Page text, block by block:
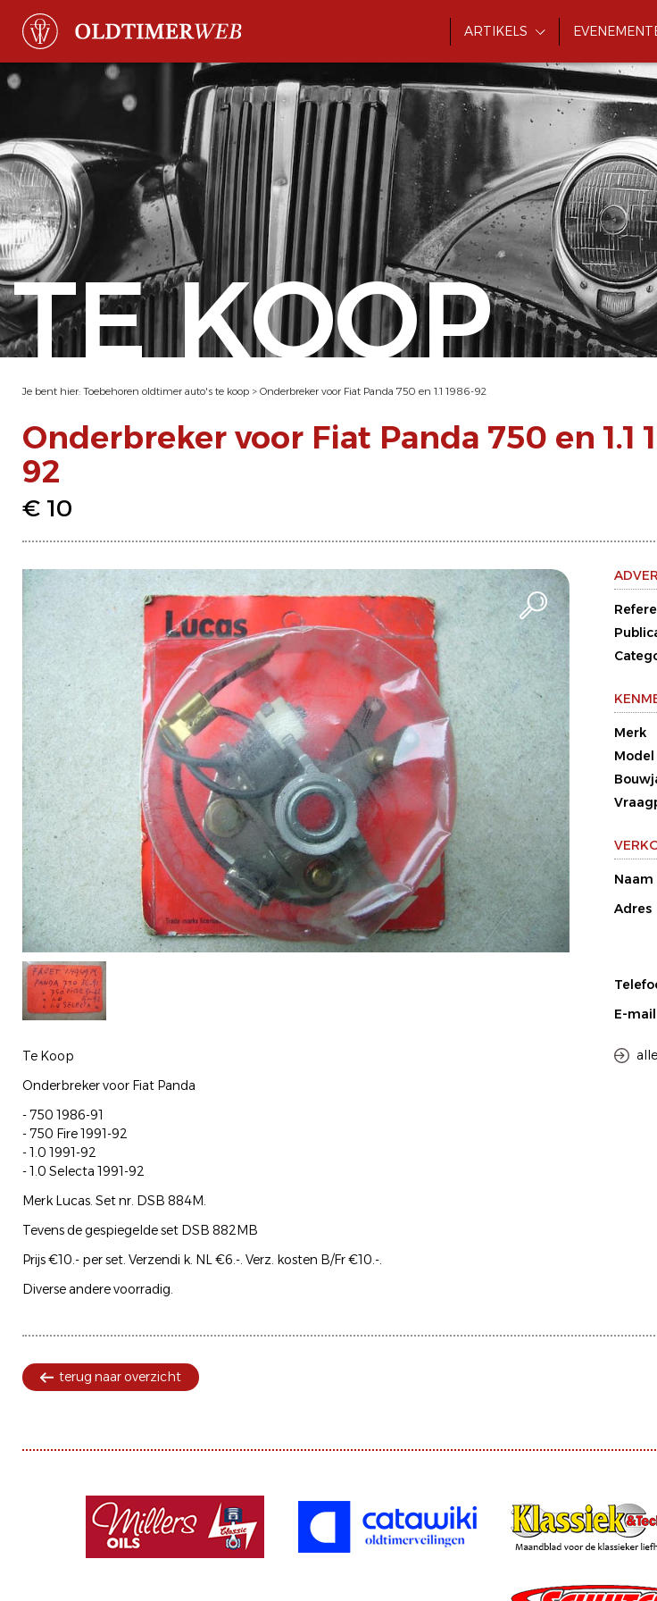
ARTIKELS
TE KOOP
Je bent hier: Toebehoren oldtimer auto's te koop > Onderbreker voor Fiat Panda 750 en 1.1 1986-92
Onderbreker voor Fiat Panda 750 en 1.1
92
€ 10
Te Koop
Onderbreker voor Fiat Panda
- 750 1986-91
- 750 Fire 1991-92
- 1.0 1991-92
- 1.0 Selecta 1991-92
Merk Lucas. Set nr. DSB 884M.
Tevens de gespiegelde set DSB 882MB
Prijs €10.- per set. Verzendi k. NL €6.-. Verz. kosten B/Fr €10.-.
Diverse andere voorradig.
Merk
Model
Naam
Adres
E-mail
terug naar overzicht